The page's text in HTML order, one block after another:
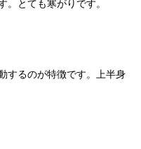
。とても寒がりです。
するのが特徴です。上半身